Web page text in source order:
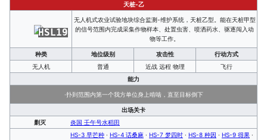
天桩-乙
HSL19
无人机式农业试验地块综合监测-维护系统，天桩乙型。能在天桩甲型
的信号范围内完成采集作物样本、处置虫害、喷洒药水、驱逐闯入动
物等工作。
种类 地位级别 攻击性
行动方式
无人机
普通 近战 远程 物理
飞行
能力
·扑到范围内第一个我方单位身上啃啮，直至目标倒下
出场关卡
剿灭
炎国 壬午号水稻田
HS-3 早芒种 · HS-4 话桑麻 · HS-7 梦四时 · HS-8 种因 · HS-9 得果 ·